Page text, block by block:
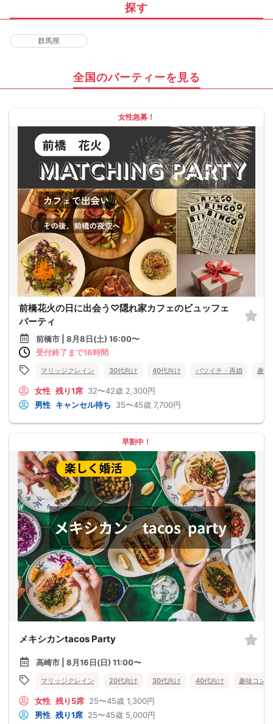
探す
群馬県
全国のパーティーを見る
女性急募！
前橋花火の日に出会う♡隠れ家カフェのビュッフェ
パーティ
前橋市 | 8月8日(土) 16:00〜
受付終了まで16時間
マリッジクレイン 30代向け 40代向け バツイチ・再婚 趣味
女性 残り1席 32〜42歳 2,300円
男性 キャンセル待ち 35〜45歳 7,700円
早割中！
メキシカンtacos Party
高崎市 | 8月16日(日) 11:00〜
マリッジクレイン 20代向け 30代向け 40代向け 趣味コン
女性 残り5席 25〜45歳 1,300円
男性 残り1席 25〜45歳 5,000円